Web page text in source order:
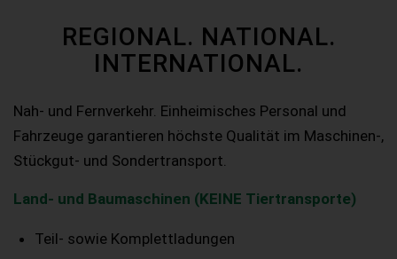
REGIONAL. NATIONAL.
INTERNATIONAL.
Nah- und Fernverkehr. Einheimisches Personal und
Fahrzeuge garantieren höchste Qualität im Maschinen-,
Stückgut- und Sondertransport.
Land- und Baumaschinen (KEINE Tiertransporte)
Teil- sowie Komplettladungen